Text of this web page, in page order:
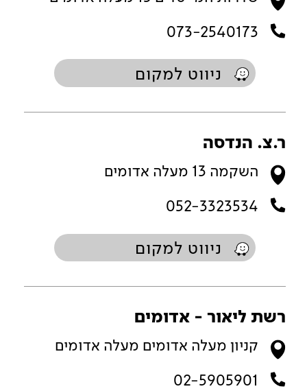
073-2540173
ניווט למקום
ר.צ. הנדסה
השקמה 13 מעלה אדומים
052-3323534
ניווט למקום
רשת ליאור - אדומים
קניון מעלה אדומים מעלה אדומים
02-5905901